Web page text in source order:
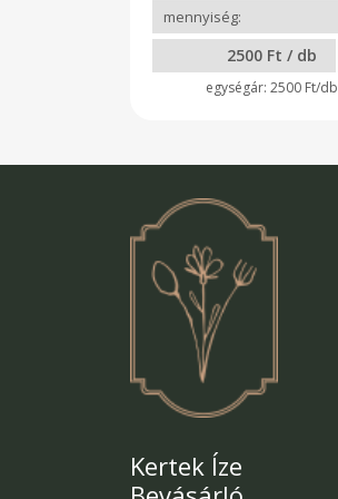
2500 Ft / db
2500 Ft/db
Kertek Íze